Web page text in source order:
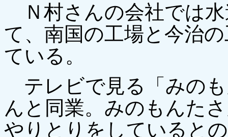
Ｎ村さんの会社では
て、南国の工場と今治
ている。
テレビで見る「みの
んと同業。みのもんた
やりとりをしていると